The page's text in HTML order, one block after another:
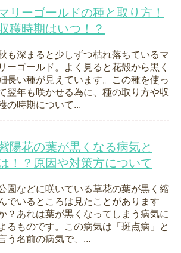
リーゴールドの種と取り方！
穫時期はいつ！？
も深まると少しずつ枯れ落ちているマ
リーゴールド。よく見ると花殻から黒く
長い種が見えています。この種を使っ
翌年も咲かせる為に、種の取り方や収
の時期について...
陽花の葉が黒くなる病気と
！？原因や対策方について
園などに咲いている草花の葉が黒く縮
でいるところは見たことがあります
？あれは葉が黒くなってしまう病気に
るものです。この病気は「斑点病」と
う名前の病気で、...